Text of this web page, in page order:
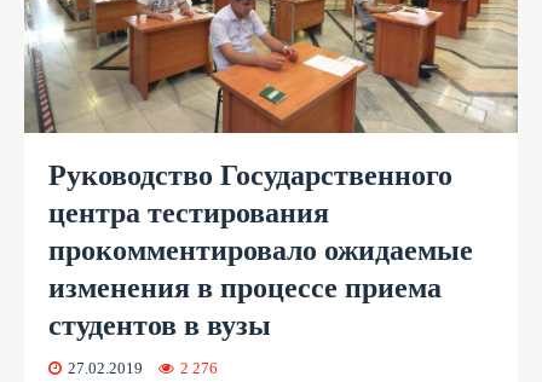
Руководство Государственного
центра тестирования
прокомментировало ожидаемые
изменения в процессе приема
студентов в вузы
27.02.2019 2 276